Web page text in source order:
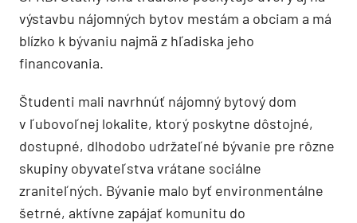
výstavbu nájomných bytov mestám a obciam a má
blízko k bývaniu najmä z hľadiska jeho
financovania.
Študenti mali navrhnúť nájomný bytový dom
v ľubovoľnej lokalite, ktorý poskytne dôstojné,
dostupné, dlhodobo udržateľné bývanie pre rôzne
skupiny obyvateľstva vrátane sociálne
zraniteľných. Bývanie malo byť environmentálne
šetrné, aktívne zapájať komunitu do